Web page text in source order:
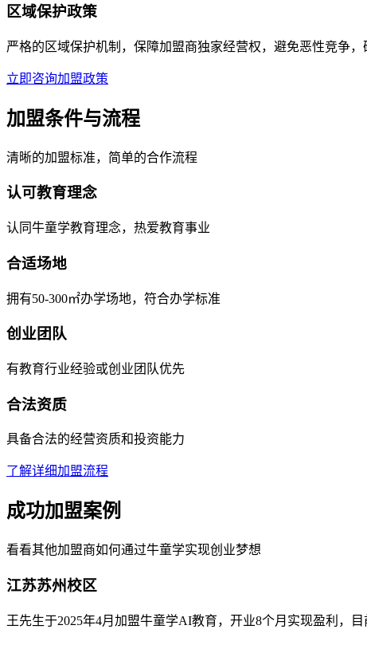
区域保护政策
严格的区域保护机制，保障加盟商独家经营权，避免恶性竞争
立即咨询加盟政策
加盟条件与流程
清晰的加盟标准，简单的合作流程
认可教育理念
认同牛童学教育理念，热爱教育事业
合适场地
拥有50-300㎡办学场地，符合办学标准
创业团队
有教育行业经验或创业团队优先
合法资质
具备合法的经营资质和投资能力
了解详细加盟流程
成功加盟案例
看看其他加盟商如何通过牛童学实现创业梦想
江苏苏州校区
王先生于2025年4月加盟牛童学AI教育，开业8个月实现盈利，